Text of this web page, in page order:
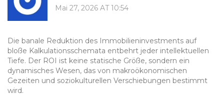
Mai 27, 2026 AT 10:54
Die banale Reduktion des Immobilieninvestments auf
bloße Kalkulationsschemata entbehrt jeder intellektuellen
Tiefe. Der ROI ist keine statische Größe, sondern ein
dynamisches Wesen, das von makroökonomischen
Gezeiten und soziokulturellen Verschiebungen bestimmt
wird.